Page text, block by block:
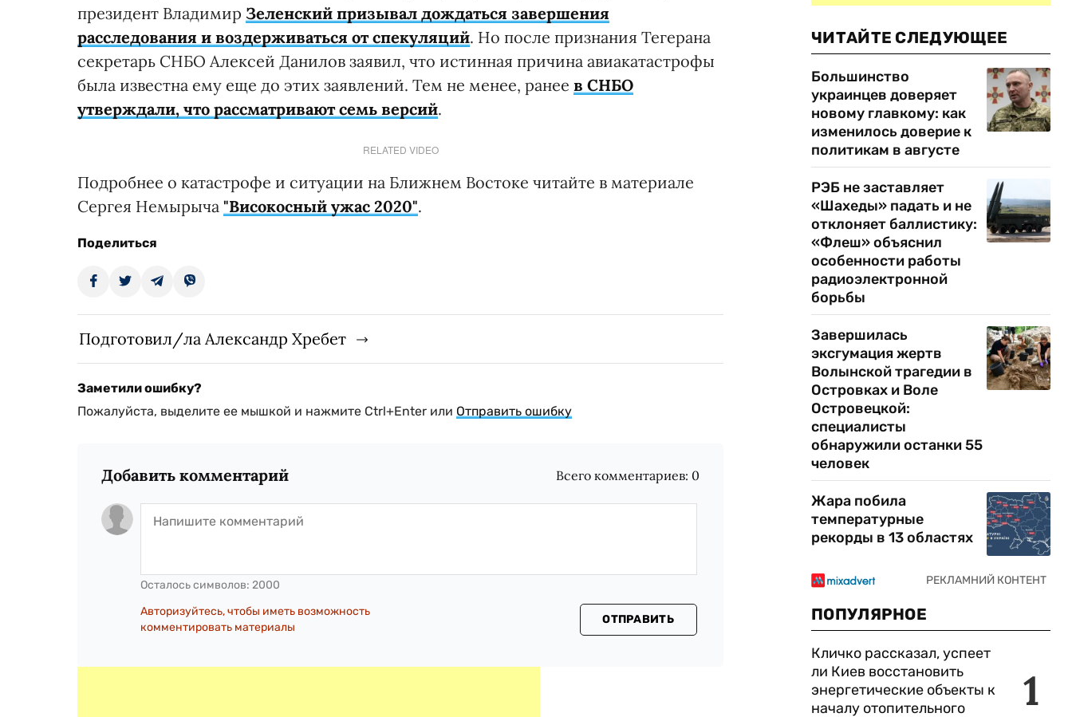
президент Владимир Зеленский призывал дождаться завершения
расследования и воздерживаться от спекуляций. Но после признания Тегерана
секретарь СНБО Алексей Данилов заявил, что истинная причина авиакатастрофы
была известна ему еще до этих заявлений. Тем не менее, ранее в СНБО
утверждали, что рассматривают семь версий.
RELATED VIDEO
Подробнее о катастрофе и ситуации на Ближнем Востоке читайте в материале
Сергея Немырыча "Високосный ужас 2020".
Поделиться
Подготовил/ла Александр Хребет
Заметили ошибку?
Пожалуйста, выделите ее мышкой и нажмите Ctrl+Enter или Отправить ошибку
Добавить комментарий Всего комментариев: 0
Осталось символов: 2000
Авторизуйтесь, чтобы иметь возможность
комментировать материалы
ОТПРАВИТЬ
ЧИТАЙТЕ СЛЕДУЮЩЕЕ
Большинство
украинцев доверяет
новому главкому: как
изменилось доверие к
политикам в августе
РЭБ не заставляет
«Шахеды» падать и не
отклоняет баллистику:
«Флеш» объяснил
особенности работы
радиоэлектронной
борьбы
Завершилась
эксгумация жертв
Волынской трагедии в
Островках и Воле
Островецкой:
специалисты
обнаружили останки 55
человек
Жара побила
температурные
рекорды в 13 областях
ПОПУЛЯРНОЕ
1
Кличко рассказал, успеет
ли Киев восстановить
энергетические объекты к
началу отопительного